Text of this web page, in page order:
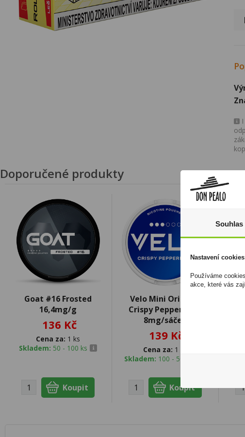
Doporučené produkty
Goat #16 Frosted
16,4mg/g
136 Kč
Cena za: 1 ks
Skladem: 50 - 100 ks
Velo Mini Original
Crispy Peppermint
8mg/sáček
139 Kč
Cena za: 1 ks
Skladem: 100 - 500 ks
Souhlas
Nastavení
Používáme
akce, které vás